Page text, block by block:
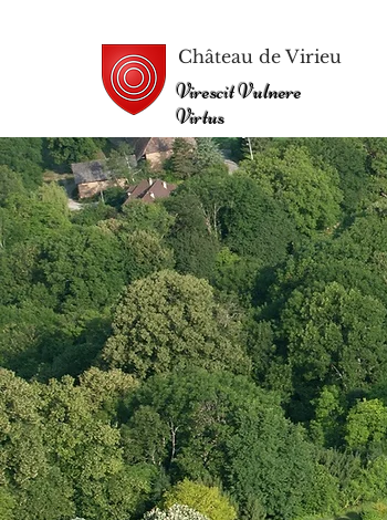
Virescit Vulnere
Virtus
Château de Virieu